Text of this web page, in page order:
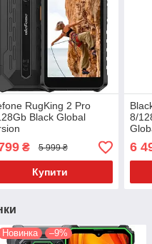
RugKing 2 Pro
Black Global
₴ 5 999 ₴
Купити
8/
6
Новинка –9%